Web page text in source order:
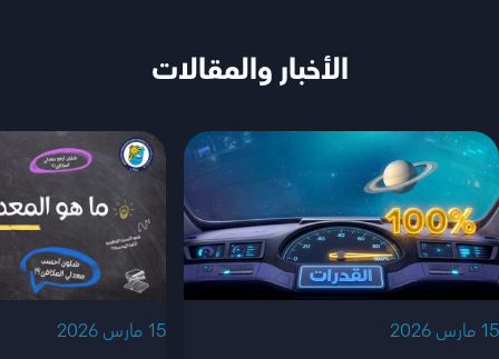
الأخبار والمقالات
‫15 مارس 2026‬
‫15 مارس 2026‬